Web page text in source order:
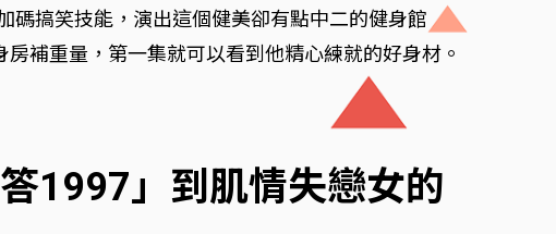
碼搞笑技能，演出這個健美卻有點中二的健身館
補重量，第一集就可以看到他精心練就的好身材。
1997」到肌情失戀女的